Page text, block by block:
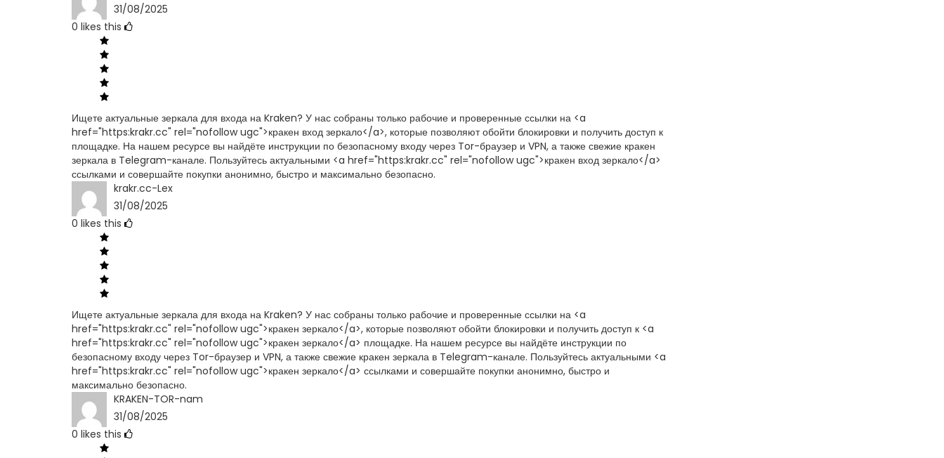
31/08/2025
0 likes this
Ищете актуальные зеркала для входа на Kraken? У нас собраны только рабочие и проверенные ссылки на <a
href="https:krakr.cc" rel="nofollow ugc">кракен вход зеркало</a>, которые позволяют обойти блокировки и получить доступ к
площадке. На нашем ресурсе вы найдёте инструкции по безопасному входу через Tor-браузер и VPN, а также свежие кракен
зеркала в Telegram-канале. Пользуйтесь актуальными <a href="https:krakr.cc" rel="nofollow ugc">кракен вход зеркало</a>
ссылками и совершайте покупки анонимно, быстро и максимально безопасно.
krakr.cc-Lex
31/08/2025
0 likes this
Ищете актуальные зеркала для входа на Kraken? У нас собраны только рабочие и проверенные ссылки на <a
href="https:krakr.cc" rel="nofollow ugc">кракен зеркало</a>, которые позволяют обойти блокировки и получить доступ к <a
href="https:krakr.cc" rel="nofollow ugc">кракен зеркало</a> площадке. На нашем ресурсе вы найдёте инструкции по
безопасному входу через Tor-браузер и VPN, а также свежие кракен зеркала в Telegram-канале. Пользуйтесь актуальными <a
href="https:krakr.cc" rel="nofollow ugc">кракен зеркало</a> ссылками и совершайте покупки анонимно, быстро и
максимально безопасно.
KRAKEN-TOR-nam
31/08/2025
0 likes this